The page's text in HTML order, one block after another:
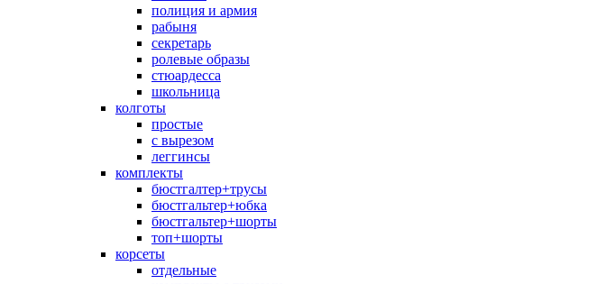
полиция и армия
рабыня
секретарь
ролевые образы
стюардесса
школьница
колготы
простые
с вырезом
леггинсы
комплекты
бюстгалтер+трусы
бюстгальтер+юбка
бюстгальтер+шорты
топ+шорты
корсеты
отдельные